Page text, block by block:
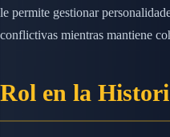
le permite gestionar
conflictivas mientras mantiene
Rol en la